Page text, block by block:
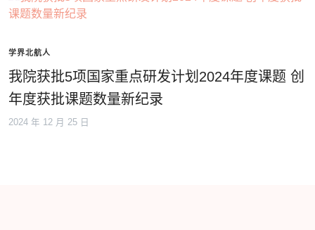
学界北航人
我院获批5项国家重点研发计划2024年度课题 创
年度获批课题数量新纪录
2024 年 12 月 25 日